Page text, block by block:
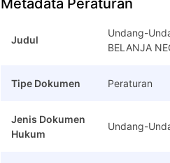
Metadata Peraturan
Judul
Undang-
BELANJA
Tipe Dokumen Peraturan
Jenis Dokumen
Hukum
Undang-